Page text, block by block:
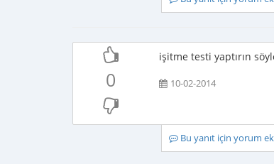
0
işitme testi yaptırın
10-02-2014
Bu yanıt için yorum